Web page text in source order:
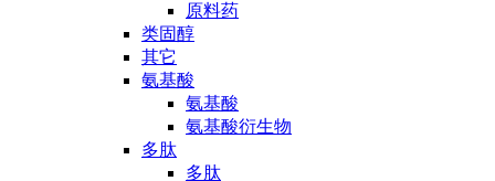
原料药
类固醇
其它
氨基酸
氨基酸
氨基酸衍生物
多肽
多肽